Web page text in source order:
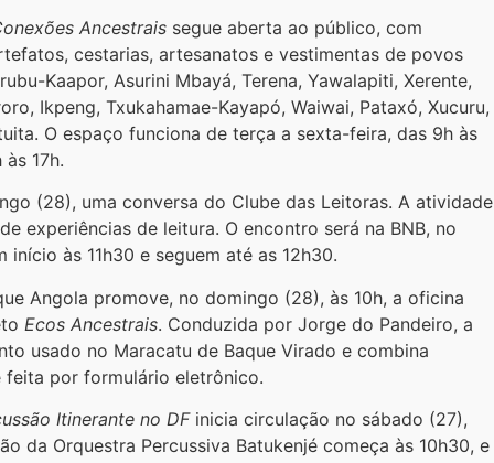
Ancestrais segue aberta ao público, com
cestarias, artesanatos e vestimentas de povos
Kaapor, Asurini Mbayá, Terena, Yawalapiti, Xerente,
Ikpeng, Txukahamae-Kayapó, Waiwai, Pataxó, Xucuru,
O espaço funciona de terça a sexta-feira, das 9h às
17h.
(28), uma conversa do Clube das Leitoras. A atividade
experiências de leitura. O encontro será na BNB, no
às 11h30 e seguem até as 12h30.
Angola promove, no domingo (28), às 10h, a oficina
Ecos Ancestrais. Conduzida por Jorge do Pandeiro, a
usado no Maracatu de Baque Virado e combina
por formulário eletrônico.
Itinerante no DFinicia circulação no sábado (27),
da Orquestra Percussiva Batukenjé começa às 10h30, e